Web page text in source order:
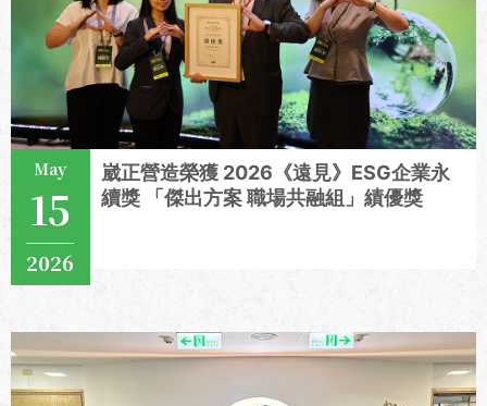
May
15
2026
崴正營造榮獲 2026《遠見》ESG企業永
續獎 「傑出方案 職場共融組」績優獎